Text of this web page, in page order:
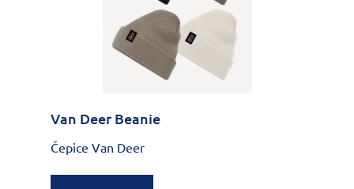
Van Deer Beanie
Čepice Van Deer